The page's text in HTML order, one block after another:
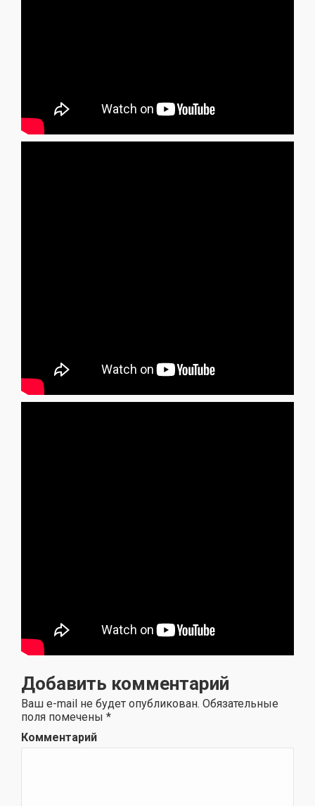
Добавить комментарий
Ваш e-mail не будет опубликован. Обязательные
поля помечены *
Комментарий